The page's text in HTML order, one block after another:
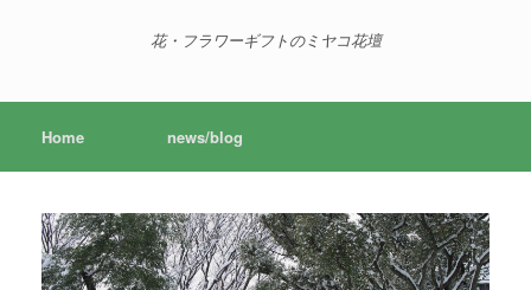
花・フラワーギフトのミヤコ花壇
Home news/blog